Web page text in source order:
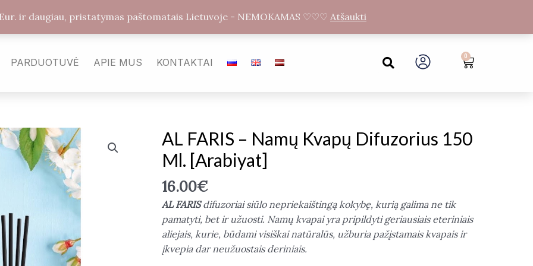
PARDUOTUVĖ APIE MUS KONTAKTAI Search 0 Cart
AL FARIS – Namų Kvapų Difuzorius 150
Ml. [Arabiyat]
16.00€
AL FARISdifuzoriai siūlo nepriekaištingą kokybę, kurią galima ne tik
pamatyti, bet ir užuosti. Namų kvapai yra pripildyti geriausiais eteriniais
aliejais, kurie, būdami visiškai natūralūs, užburia pažįstamais kvapais ir
įkvepia dar neužuostais deriniais.
ir daugiau, pristatymas paštomatais Lietuvoje - NEMOKAMAS ♡♡♡ Atšaukti